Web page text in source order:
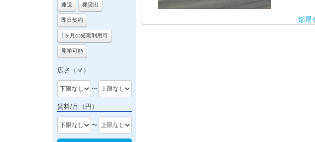
運送 棚貸出
即日契約
1ヶ月の短期利用可
見学可能
広さ（㎡）
〜
賃料/月（円）
〜
部屋